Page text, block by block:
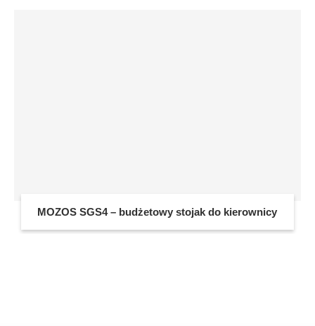
MOZOS SGS4 – budżetowy stojak do kierownicy